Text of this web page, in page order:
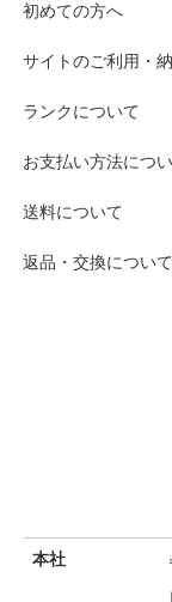
初めての方へ
サイトのご利用・
ランクについて
お支払い方法につ
送料について
返品・交換について
本社